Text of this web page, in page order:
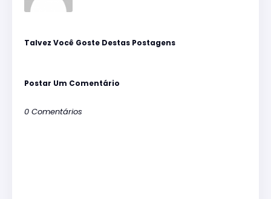
Talvez Você Goste Destas Postagens
Postar Um Comentário
0 Comentários